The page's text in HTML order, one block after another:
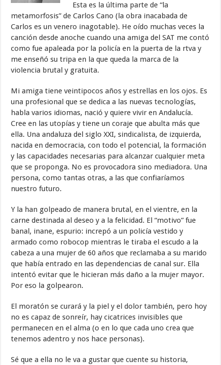
Esta es la última parte de “la
metamorfosis” de Carlos Cano (la obra inacabada de
Carlos es un venero inagotable). He oído muchas veces la
canción desde anoche cuando una amiga del SAT me contó
como fue apaleada por la policía en la puerta de la rtva y
me enseñó su tripa en la que queda la marca de la
violencia brutal y gratuita.
Mi amiga tiene veintipocos años y estrellas en los ojos. Es
una profesional que se dedica a las nuevas tecnologías,
habla varios idiomas, nació y quiere vivir en Andalucía.
Cree en las utopías y tiene un coraje que abulta más que
ella. Una andaluza del siglo XXI, sindicalista, de izquierda,
nacida en democracia, con todo el potencial, la formación
y las capacidades necesarias para alcanzar cualquier meta
que se proponga. No es provocadora sino mediadora. Una
persona, como tantas otras, a las que confiaríamos
nuestro futuro.
Y la han golpeado de manera brutal, en el vientre, en la
carne destinada al deseo y a la felicidad. El “motivo” fue
banal, inane, espurio: increpó a un policía vestido y
armado como robocop mientras le tiraba el escudo a la
cabeza a una mujer de 60 años que reclamaba a su marido
que había entrado en las dependencias de canal sur. Ella
intentó evitar que le hicieran más daño a la mujer mayor.
Por eso la golpearon.
El moratón se curará y la piel y el dolor también, pero hoy
no es capaz de sonreír, hay cicatrices invisibles que
permanecen en el alma (o en lo que cada uno crea que
tenemos adentro y nos hace personas).
Sé que a ella no le va a gustar que cuente su historia,